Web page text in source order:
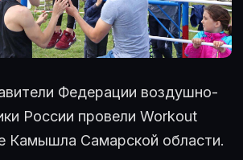
Федерации воздушно-
России провели Workout
Камышла Самарской области.